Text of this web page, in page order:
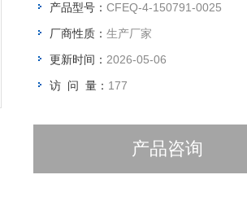
产品型号： CFEQ-4-150791-0025
厂商性质： 生产厂家
更新时间： 2026-05-06
访 问 量： 177
产品咨询